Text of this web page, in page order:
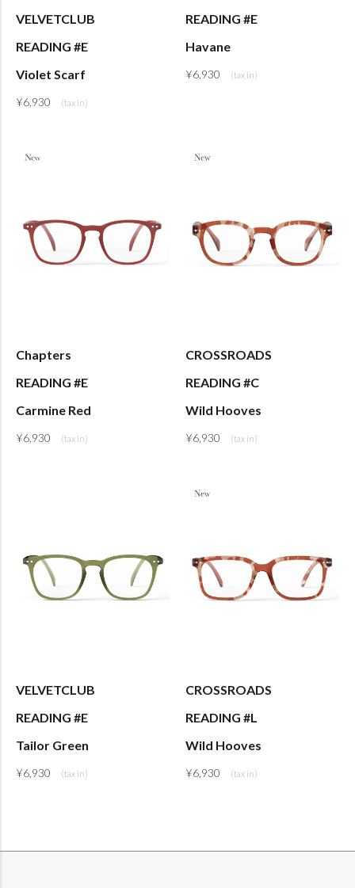
VELVETCLUB
READING #E
Violet Scarf
¥6,930
READING #E
Havane
¥6,930
Chapters
READING #E
Carmine Red
¥6,930
CROSSROADS
READING #C
Wild Hooves
¥6,930
VELVETCLUB
READING #E
Tailor Green
¥6,930
CROSSROADS
READING #L
Wild Hooves
¥6,930